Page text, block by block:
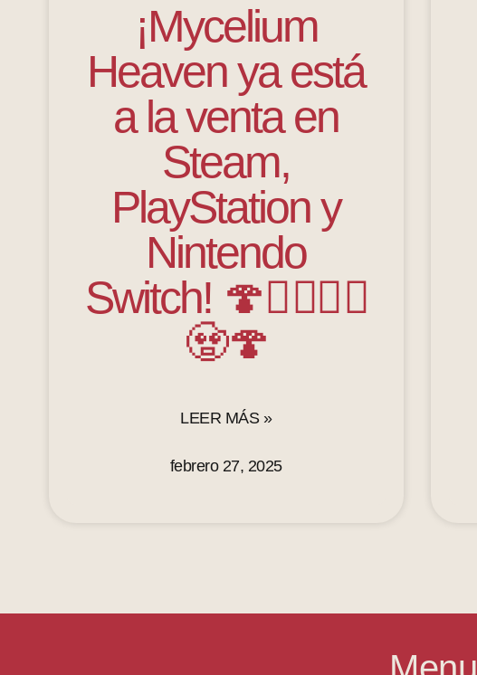
¡Mycelium
Heaven ya está
a la venta en
Steam,
PlayStation y
Nintendo
Switch! 🍄🧟‍♂️🧟‍♀️
🧟🍄
LEER MÁS »
febrero 27, 2025